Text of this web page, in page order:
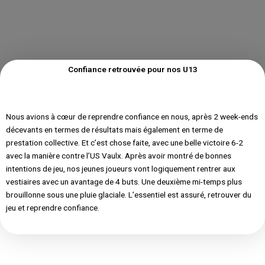
Confiance retrouvée pour nos U13
Nous avions à cœur de reprendre confiance en nous, après 2 week-ends
décevants en termes de résultats mais également en terme de
prestation collective. Et c’est chose faite, avec une belle victoire 6-2
avec la manière contre l’US Vaulx. Après avoir montré de bonnes
intentions de jeu, nos jeunes joueurs vont logiquement rentrer aux
vestiaires avec un avantage de 4 buts. Une deuxième mi-temps plus
brouillonne sous une pluie glaciale. L’essentiel est assuré, retrouver du
jeu et reprendre confiance.